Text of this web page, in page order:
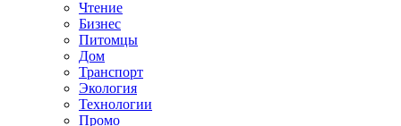
Чтение
Бизнес
Питомцы
Дом
Транспорт
Экология
Технологии
Промо